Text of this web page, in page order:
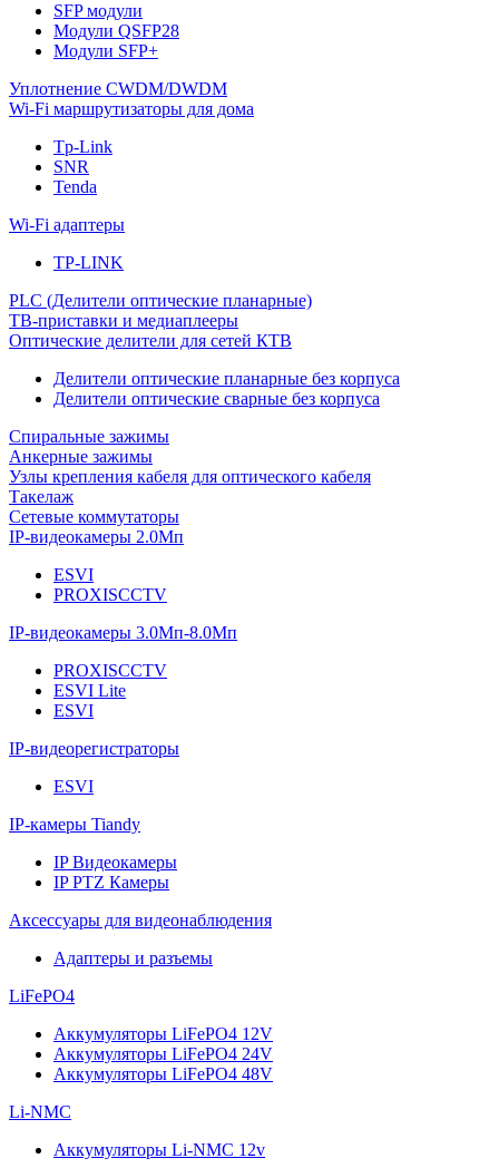
SFP модули
Модули QSFP28
Модули SFP+
Уплотнение CWDM/DWDM
Wi-Fi маршрутизаторы для дома
Tp-Link
SNR
Tenda
Wi-Fi адаптеры
TP-LINK
PLC (Делители оптические планарные)
ТВ-приставки и медиаплееры
Оптические делители для сетей КТВ
Делители оптические планарные без корпуса
Делители оптические сварные без корпуса
Спиральные зажимы
Анкерные зажимы
Узлы крепления кабеля для оптического кабеля
Такелаж
Сетевые коммутаторы
IP-видеокамеры 2.0Мп
ESVI
PROXISCCTV
IP-видеокамеры 3.0Мп-8.0Мп
PROXISCCTV
ESVI Lite
ESVI
IP-видеорегистраторы
ESVI
IP-камеры Tiandy
IP Видеокамеры
IP PTZ Камеры
Аксессуары для видеонаблюдения
Адаптеры и разъемы
LiFePO4
Аккумуляторы LiFePO4 12V
Аккумуляторы LiFePO4 24V
Аккумуляторы LiFePO4 48V
Li-NMC
Аккумуляторы Li-NMC 12v